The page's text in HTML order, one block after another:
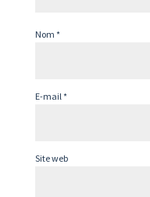
Nom *
E-mail*
Site web